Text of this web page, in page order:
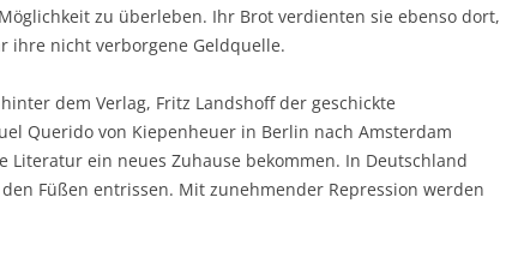
zu überleben. Ihr Brot verdienten sie ebenso dort,
ihre nicht verborgene Geldquelle.
dem Verlag, Fritz Landshoff der geschickte
Querido von Kiepenheuer in Berlin nach Amsterdam
Literatur ein neues Zuhause bekommen. In Deutschland
Füßen entrissen. Mit zunehmender Repression werden